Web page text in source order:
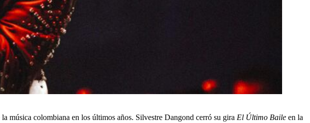
música colombiana en los últimos años. Silvestre Dangond cerró su gira El Último Baile en la